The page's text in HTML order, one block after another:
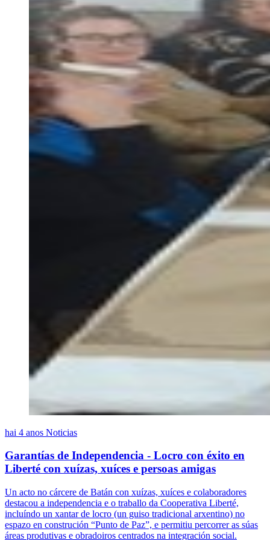
hai 4 anos Noticias
Garantías de Independencia - Locro con éxito en
Liberté con xuízas, xuíces e persoas amigas
Un acto no cárcere de Batán con xuízas, xuíces e colaboradores
destacou a independencia e o traballo da Cooperativa Liberté,
incluíndo un xantar de locro (un guiso tradicional arxentino) no
espazo en construción “Punto de Paz”, e permitiu percorrer as súas
áreas produtivas e obradoiros centrados na integración social.